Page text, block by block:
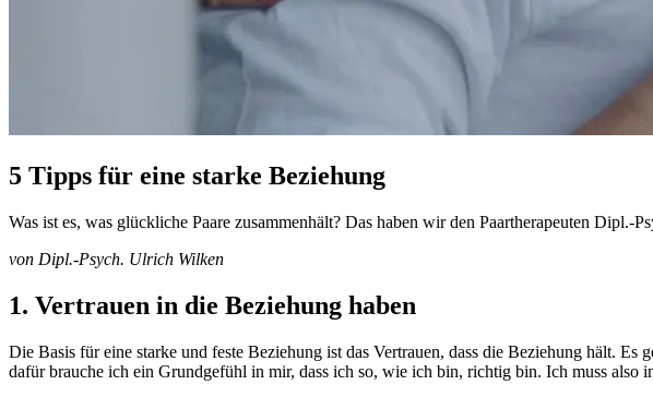
5 Tipps für eine starke Beziehung
Was ist es, was glückliche Paare zusammenhält? Das haben wir den Paartherapeuten
von Dipl.-Psych. Ulrich Wilken
1. Vertrauen in die Beziehung haben
Die Basis für eine starke und feste Beziehung ist das Vertrauen, dass die Beziehung hält.
dafür brauche ich ein Grundgefühl in mir, dass ich so, wie ich bin, richtig bin. Ich muss also